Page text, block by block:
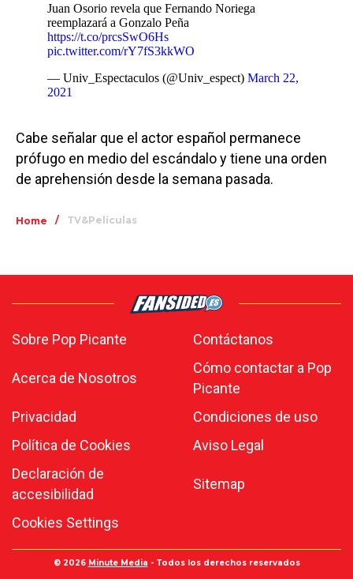
Juan Osorio revela que Fernando Noriega
reemplazará a Gonzalo Peña
https://t.co/prcsSwO6Hs
pic.twitter.com/rY7fS3kkWO
— Univ_Espectaculos (@Univ_espect) March 22,
2021
Cabe señalar que el actor español permanece
prófugo en medio del escándalo y tiene una orden
de aprehensión desde la semana pasada.
Home / TV&Películas
Sobre Pop Picante Contáctanos
Acerca de Nosotros
Cómo contactar a Pop
Picante
Privacidad
Condiciones de uso
Política de Cookies
Aviso Legal
Declaración de
accesibilidad
Sitemap
Cookies Settings
© 2026 Minute Media - Todos los derechos reservados